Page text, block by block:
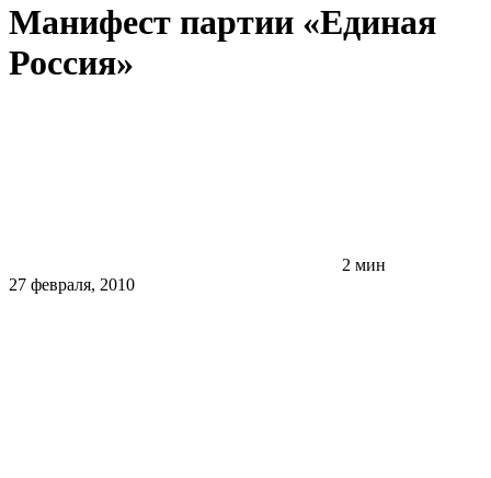
Манифест партии «Единая
Россия»
2 мин
27 февраля, 2010